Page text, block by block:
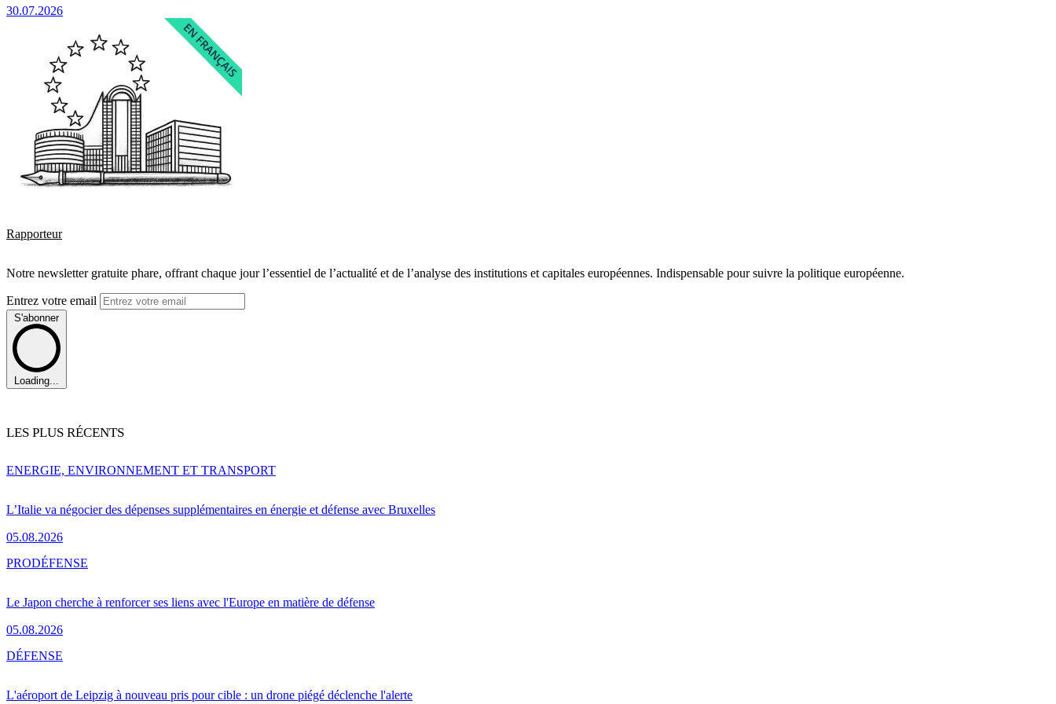
30.07.2026
Rapporteur
Notre newsletter gratuite phare, offrant chaque jour l’essentiel de l’actualité et de l’analyse des institutions et capitales européennes. Indispensable pour suivre la politique européenne.
Entrez votre email
S'abonner
Loading...
LES PLUS RÉCENTS
L’Italie va négocier des dépenses supplémentaires en énergie et défense avec Bruxelles
05.08.2026
ENERGIE, ENVIRONNEMENT ET TRANSPORT
Le Japon cherche à renforcer ses liens avec l'Europe en matière de défense
05.08.2026
PRODÉFENSE
L'aéroport de Leipzig à nouveau pris pour cible : un drone piégé déclenche l'alerte
DÉFENSE